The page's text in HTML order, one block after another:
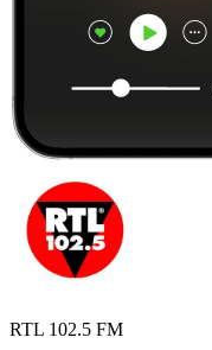
RTL 102.5 FM